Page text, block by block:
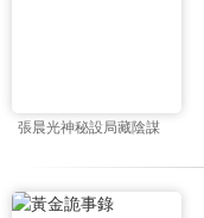
張晨光神秘設局藏陰謀